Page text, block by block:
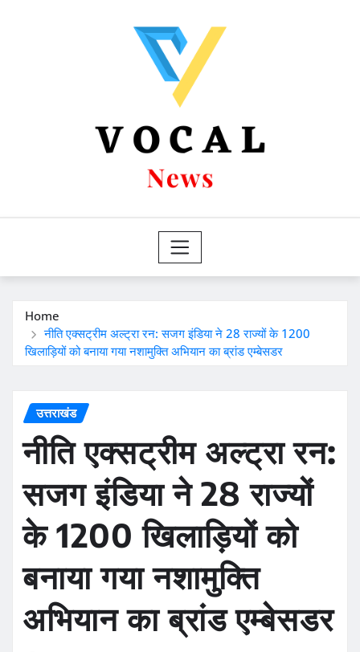
Home
नीति एक्सट्रीम अल्ट्रा रन: सजग इंडिया ने 28 राज्यों के 1200
खिलाड़ियों को बनाया गया नशामुक्ति अभियान का ब्रांड एम्बेसडर
उत्तराखंड
नीति एक्सट्रीम अल्ट्रा रन:
सजग इंडिया ने 28 राज्यों
के 1200 खिलाड़ियों को
बनाया गया नशामुक्ति
अभियान का ब्रांड एम्बेसडर